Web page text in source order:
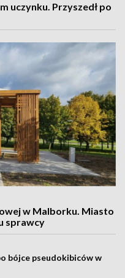
uczynku. Przyszedł po
w Malborku. Miasto
sprawcy
bójce pseudokibiców w